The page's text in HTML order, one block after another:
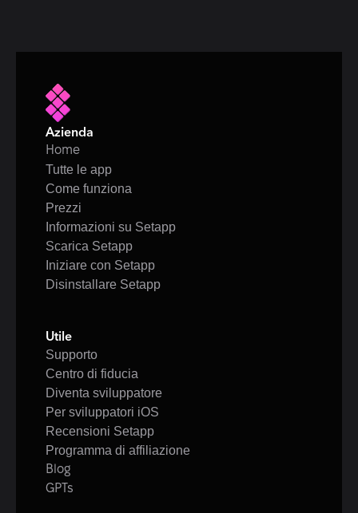
Azienda
Home
Tutte le app
Come funziona
Prezzi
Informazioni su Setapp
Scarica Setapp
Iniziare con Setapp
Disinstallare Setapp
Utile
Supporto
Centro di fiducia
Diventa sviluppatore
Per sviluppatori iOS
Recensioni Setapp
Programma di affiliazione
Blog
GPTs